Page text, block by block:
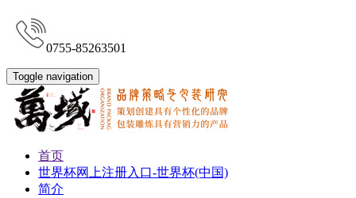
0755-85263501
Toggle navigation
首页
世界杯网上注册入口-世界杯(中国)
简介